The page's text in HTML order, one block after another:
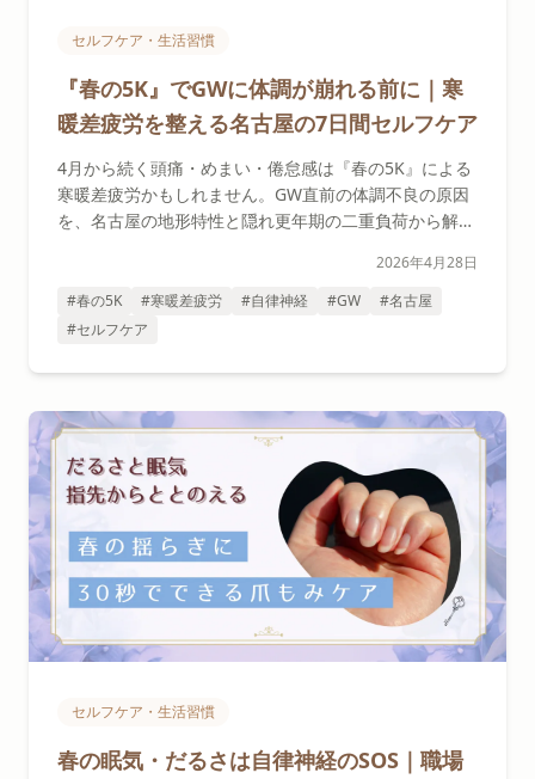
セルフケア・生活習慣
『春の5K』でGWに体調が崩れる前に｜寒
暖差疲労を整える名古屋の7日間セルフケア
4月から続く頭痛・めまい・倦怠感は『春の5K』による
寒暖差疲労かもしれません。GW直前の体調不良の原因
を、名古屋の地形特性と隠れ更年期の二重負荷から解
2026年4月28日
#春の5K
#寒暖差疲労 #自律神経 #GW
#名古屋
#セルフケア
セルフケア・生活習慣
春の眠気・だるさは自律神経のSOS｜職場